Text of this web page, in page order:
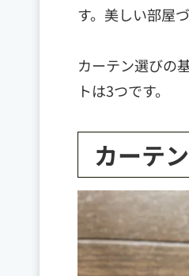
す。美しい部屋
カーテン選びの
トは3つです。
カーテ